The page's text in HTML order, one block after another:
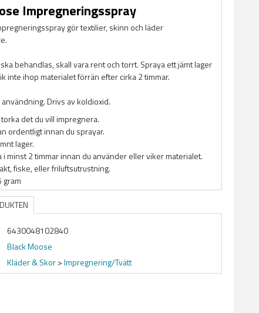
Impregneringsspray
gör textilier, skinn och läder
behandlas, skall vara rent och torrt. Spraya ett jämt lager
inte ihop materialet förrän efter cirka 2 timmar.
Drivs av koldioxid.
det du vill impregnera.
ordentligt innan du sprayar.
lager.
i minst 2 timmar innan du använder eller viker materialet.
fiske, eller friluftsutrustning.
6430048102840
Black Moose
Kläder & Skor>Impregnering/Tvätt